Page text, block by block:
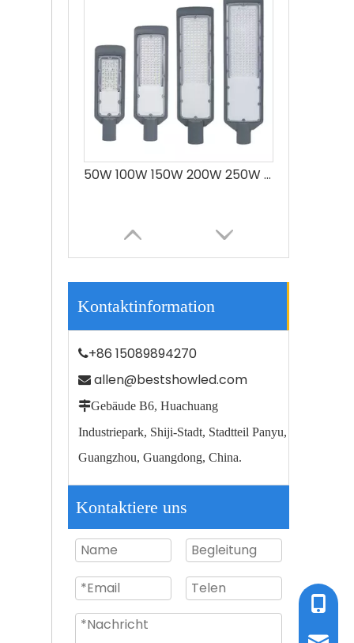
50W 100W 150W 200W 250W Herstellung Aluminium Led Straßenlaterne Preis
Straßengartenbeleuchtung im Freien IP66 Wasserdichte 100-W-LED-Straßenlaterne
Kontaktinformation
+86 15089894270
 allen@bestshowled.com
Gebäude B6, Huachuang
Industriepark, Shiji-Stadt, Stadtteil Panyu,
Guangzhou, Guangdong, China.
Kontaktiere uns
Tel /